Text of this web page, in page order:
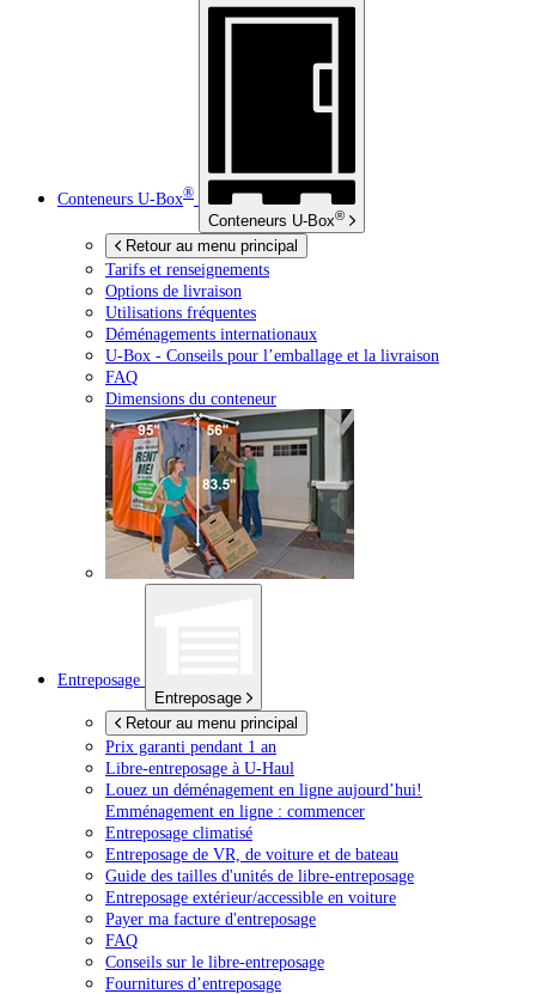
Conteneurs U-Box®
Conteneurs U-Box®
Retour au menu principal
Tarifs et renseignements
Options de livraison
Utilisations fréquentes
Déménagements internationaux
U-Box - Conseils pour l’emballage et la livraison
FAQ
Dimensions du conteneur
Entreposage
Entreposage
Retour au menu principal
Prix garanti pendant 1 an
Libre-entreposage à U-Haul
Louez un déménagement en ligne aujourd’hui!
Emménagement en ligne : commencer
Entreposage climatisé
Entreposage de VR, de voiture et de bateau
Guide des tailles d'unités de libre-entreposage
Entreposage extérieur/accessible en voiture
Payer ma facture d'entreposage
FAQ
Conseils sur le libre-entreposage
Fournitures d’entreposage